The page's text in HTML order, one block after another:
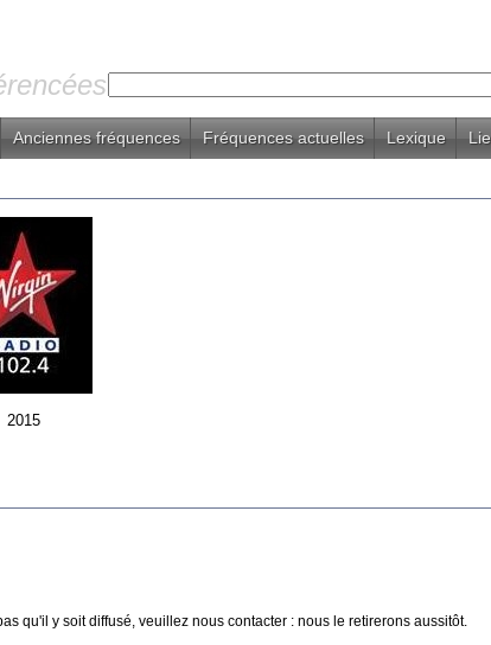
Anciennes fréquences Fréquences actuelles Lexique
2015
qu'il y soit diffusé, veuillez nous contacter : nous le retirerons aussitôt.